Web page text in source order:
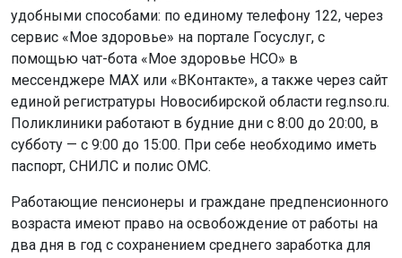
удобными способами: по единому телефону 122, через
сервис «Мое здоровье» на портале Госуслуг, с
помощью чат-бота «Мое здоровье НСО» в
мессенджере MAX или «ВКонтакте», а также через сайт
единой регистратуры Новосибирской области reg.nso.ru.
Поликлиники работают в будние дни с 8:00 до 20:00, в
субботу — с 9:00 до 15:00. При себе необходимо иметь
паспорт, СНИЛС и полис ОМС.
Работающие пенсионеры и граждане предпенсионного
возраста имеют право на освобождение от работы на
два дня в год с сохранением среднего заработка для